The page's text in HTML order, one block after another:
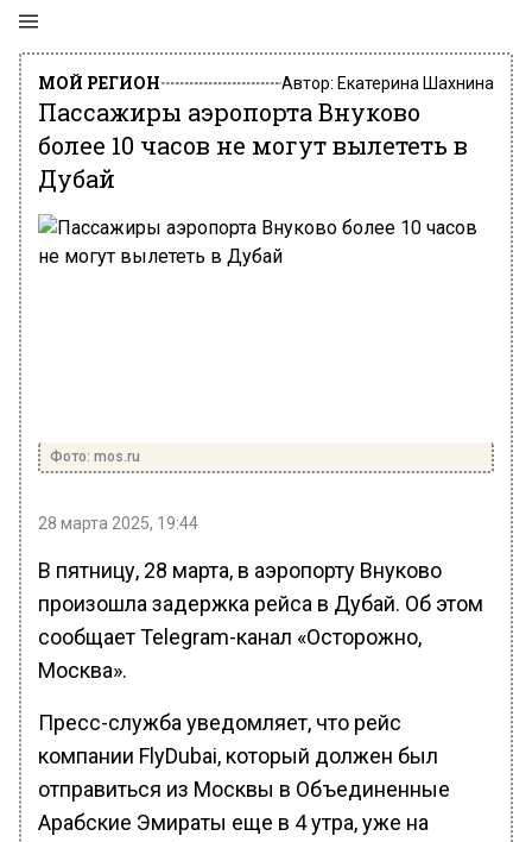
МОЙ РЕГИОН Автор: Екатерина Шахнина
Пассажиры аэропорта Внуково
более 10 часов не могут вылететь в
Дубай
Фото: mos.ru
28 марта 2025, 19:44
В пятницу, 28 марта, в аэропорту Внуково
произошла задержка рейса в Дубай. Об этом
сообщает Telegram-канал «Осторожно,
Москва».
Пресс-служба уведомляет, что рейс
компании FlyDubai, который должен был
отправиться из Москвы в Объединенные
Арабские Эмираты еще в 4 утра, уже на